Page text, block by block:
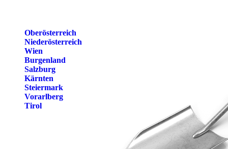
Oberösterreich
Niederösterreich
Wien
Burgenland
Salzburg
Kärnten
Steiermark
Vorarlberg
Tirol